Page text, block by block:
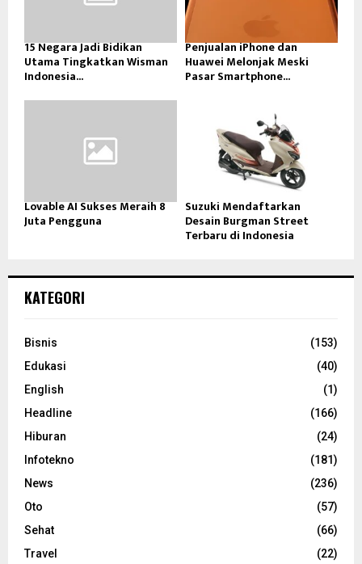
15 Negara Jadi Bidikan
Utama Tingkatkan Wisman
Indonesia...
Penjualan iPhone dan
Huawei Melonjak Meski
Pasar Smartphone...
Lovable AI Sukses Meraih 8
Juta Pengguna
Suzuki Mendaftarkan
Desain Burgman Street
Terbaru di Indonesia
KATEGORI
Bisnis
(153)
Edukasi
(40)
English
(1)
Headline
(166)
Hiburan
(24)
Infotekno
(181)
News
(236)
Oto
(57)
Sehat
(66)
Travel
(22)